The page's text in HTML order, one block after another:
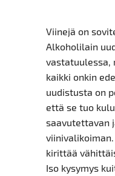
Viinejä on
Alkoholilain
vastatuulessa,
kaikki onkin
uudistusta on
että se tuo
saavutettavan
kirittää
Iso kysymys